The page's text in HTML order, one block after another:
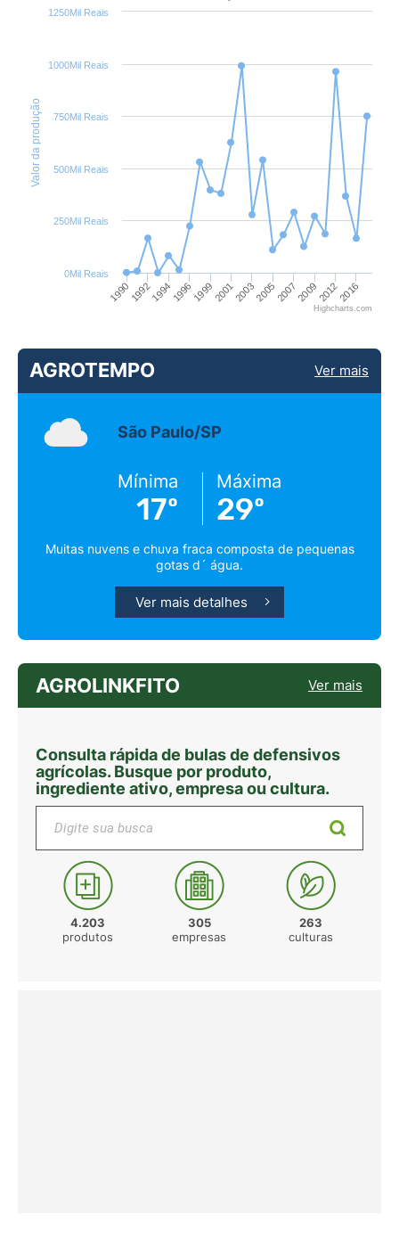
Valor da produção
199019921994199619992001200320052007200920122016
0Mil Reais
250Mil Reais
500Mil Reais
750Mil Reais
1000Mil Reais
1250Mil Reais
Highcharts.com
AGROTEMPO Ver mais
São Paulo/SP
Mínima
17º
Máxima
29º
Muitas nuvens e chuva fraca composta de pequenas
gotas d´ água.
Ver mais detalhes
AGROLINKFITO Ver mais
Consulta rápida de bulas de defensivos
agrícolas. Busque por produto,
ingrediente ativo, empresa ou cultura.
4.203
produtos
305
empresas
263
culturas